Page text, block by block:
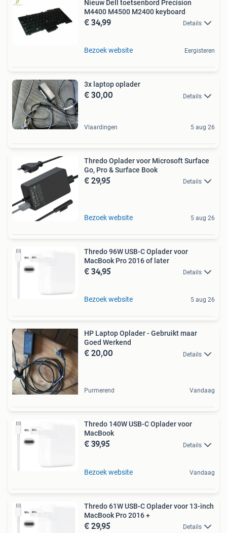
Nieuw Dell toetsenbord Precision
M4400 M4500 M2400 keyboard
€ 34,99 Details
Bezoek website Eergisteren
3x laptop oplader
€ 30,00 Details
Vlaardingen 5 aug 26
Thredo Oplader voor Microsoft Surface
Go, Pro & Surface Book
€ 29,95 Details
Bezoek website 5 aug 26
Thredo 96W USB-C Oplader voor
MacBook Pro 2016 of later
€ 34,95 Details
Bezoek website 5 aug 26
HP Laptop Oplader - Gebruikt maar
Goed Werkend
€ 20,00 Details
Purmerend Vandaag
Thredo 140W USB-C Oplader voor
MacBook
€ 39,95 Details
Bezoek website Vandaag
Thredo 61W USB-C Oplader voor 13-inch
MacBook Pro 2016 +
€ 29,95 Details